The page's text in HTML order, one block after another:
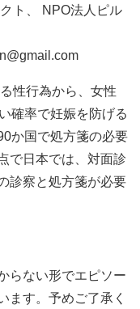
ト、 NPO法人ピル
性行為から、女性
確率で妊娠を防げる
か国で処方箋の必要
で日本では、対面診
診察と処方箋が必要
らない形でエピソー
ます。予めご了承く